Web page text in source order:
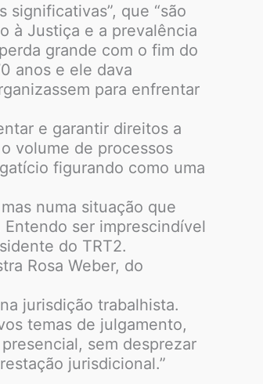
que “são
à Justiça e a prevalência
grande com o fim do
anos e ele dava
para enfrentar
e garantir direitos a
volume de processos
figurando como uma
numa situação que
ser imprescindível
do TRT2.
Rosa Weber, do
jurisdição trabalhista.
temas de julgamento,
sem desprezar
jurisdicional.”